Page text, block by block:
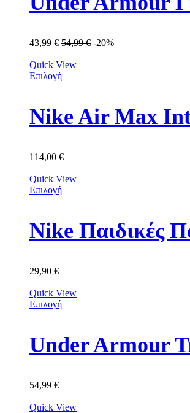
43,99 € 54,99€ -20%
Quick View
Επιλογή
Nike Air Max
114,00 €
Quick View
Επιλογή
Nike Παιδικές
29,90 €
Quick View
Επιλογή
Under Armour
54,99 €
Quick View